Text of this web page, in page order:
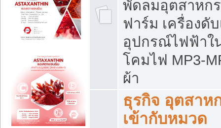
พัดลมอุตสาหก
ฟาร์ม เครื่องดั
อุปกรณ์ไฟฟ้าใ
โคมไฟ MP3-
ผ้า
ธุรกิจ อุตสาห
เข้ากับหมวด